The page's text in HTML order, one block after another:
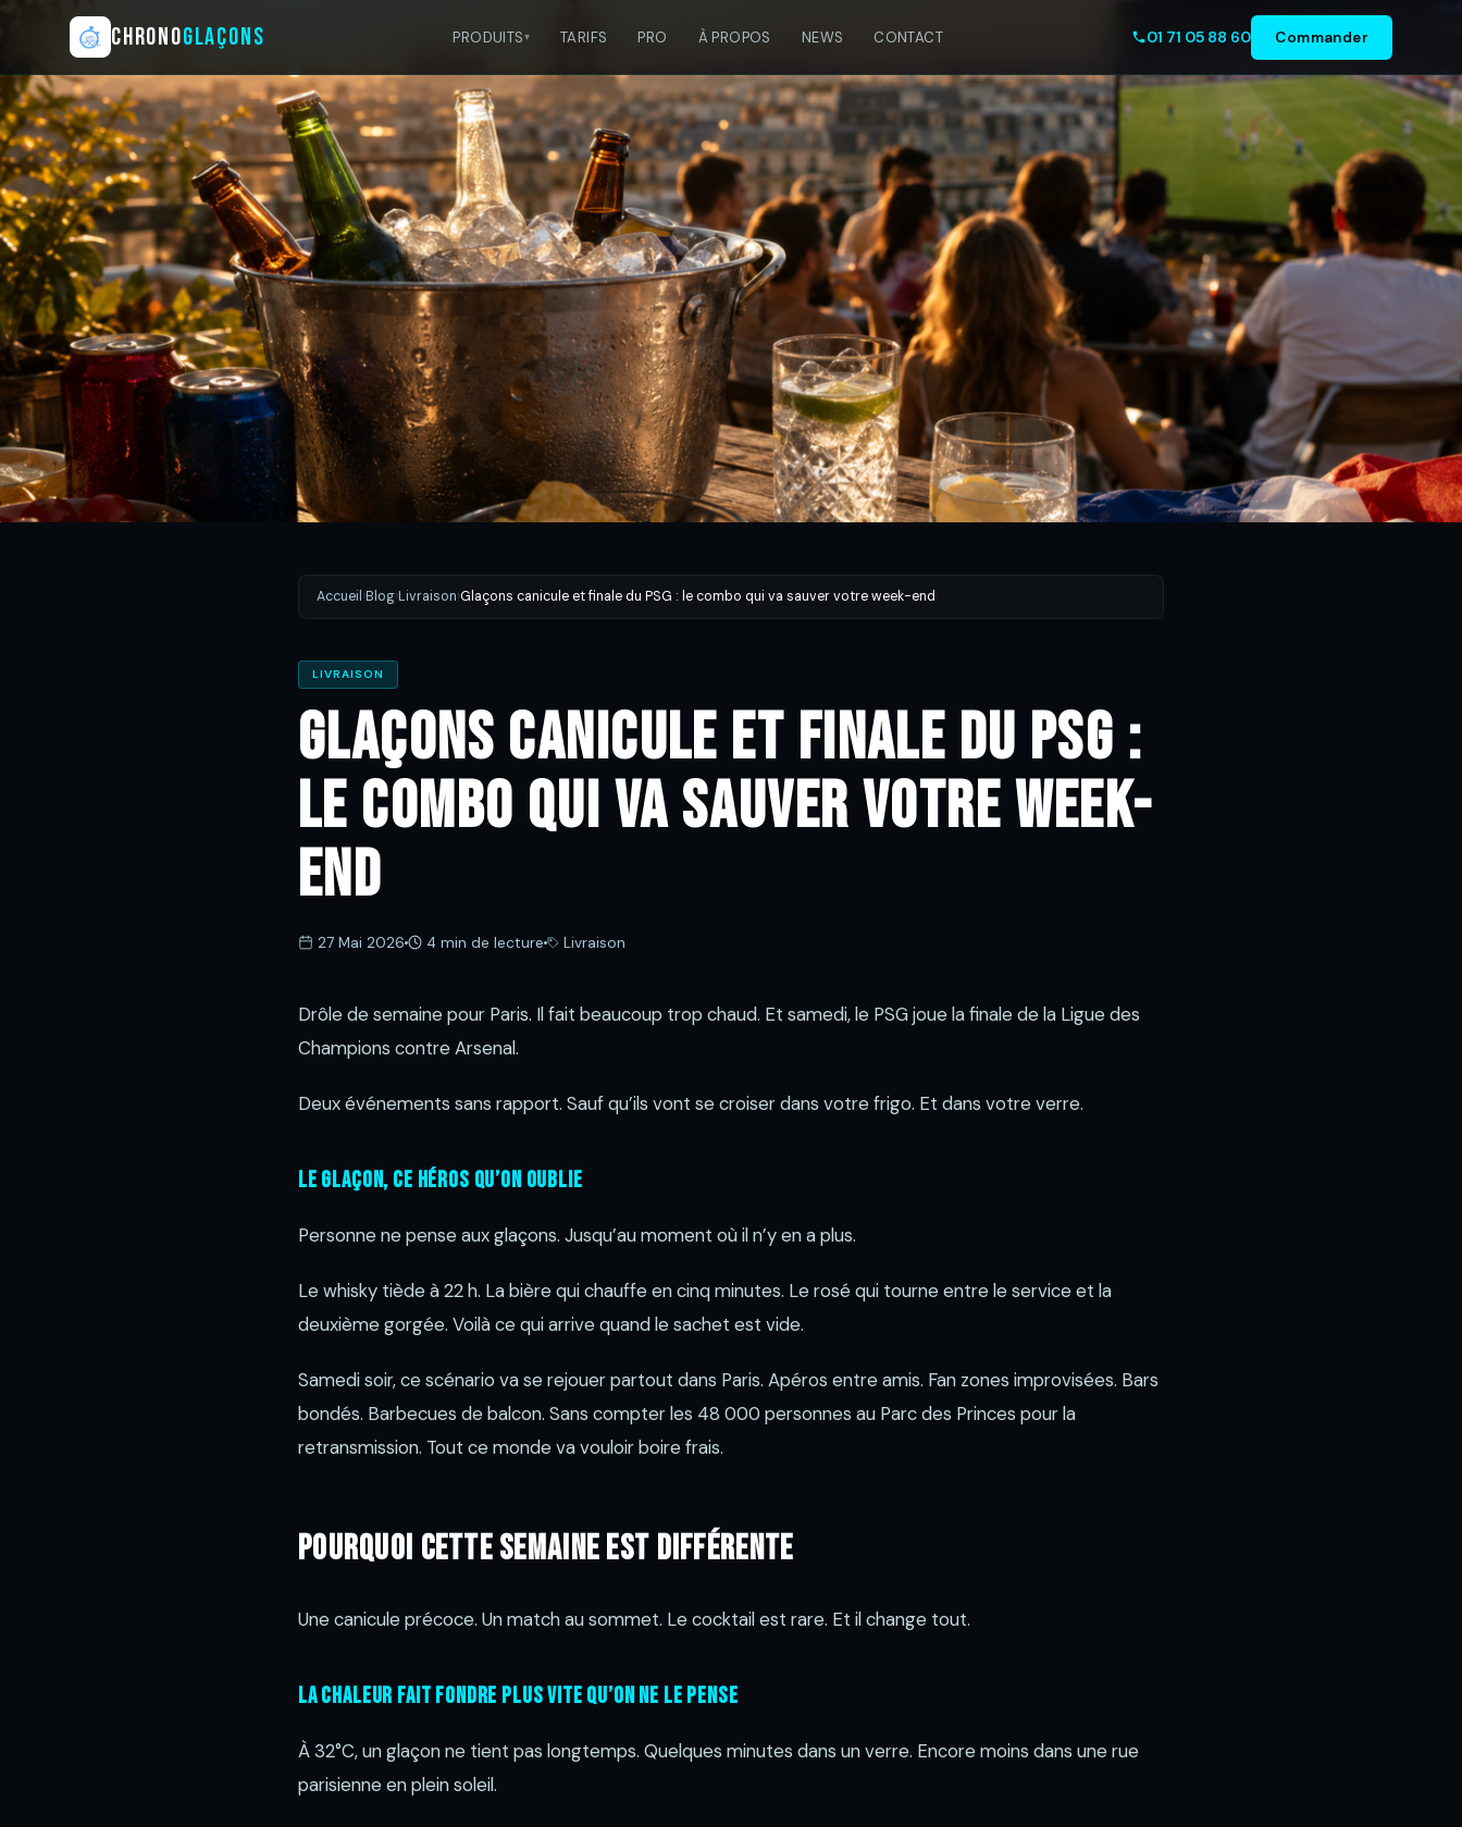
CHRONOGLAÇONS PRODUITS TARIFS PRO À PROPOS NEWS CONTACT 01 71 05 88 60 Commander
Accueil ›Blog›Livraison›Glaçons canicule et finale du PSG : le combo qui va sauver votre week-end
LIVRAISON
Glaçons canicule et finale du PSG :
le combo qui va sauver votre week-
end
27 Mai 2026 4 min de lecture Livraison
Drôle de semaine pour Paris. Il fait beaucoup trop chaud. Et samedi, le PSG joue la finale de la Ligue des
Champions contre Arsenal.
Deux événements sans rapport. Sauf qu’ils vont se croiser dans votre frigo. Et dans votre verre.
Le glaçon, ce héros qu’on oublie
Personne ne pense aux glaçons. Jusqu’au moment où il n’y en a plus.
Le whisky tiède à 22 h. La bière qui chauffe en cinq minutes. Le rosé qui tourne entre le service et la
deuxième gorgée. Voilà ce qui arrive quand le sachet est vide.
Samedi soir, ce scénario va se rejouer partout dans Paris. Apéros entre amis. Fan zones improvisées. Bars
bondés. Barbecues de balcon. Sans compter les 48 000 personnes au Parc des Princes pour la
retransmission. Tout ce monde va vouloir boire frais.
Pourquoi cette semaine est différente
Une canicule précoce. Un match au sommet. Le cocktail est rare. Et il change tout.
La chaleur fait fondre plus vite qu’on ne le pense
À 32°C, un glaçon ne tient pas longtemps. Quelques minutes dans un verre. Encore moins dans une rue
parisienne en plein soleil.